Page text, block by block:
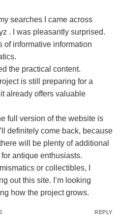
searches I came across
. I was pleasantly surprised.
of informative information
the practical content.
is still preparing for a
already offers valuable
full version of the website is
definitely come back, because
will be plenty of additional
antique enthusiasts.
or collectibles, I
out this site. I’m looking
how the project grows.
REPLY